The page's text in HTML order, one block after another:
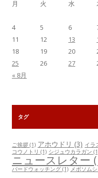
月
火 水
4
5 6
11
12 13
18
19 20
25
26 27
« 8月
タグ
ご挨拶 (1) アホウドリ (3) イラ
コウノトリ (1) シジュウカラガン
ニュースレター
バードウォッチング (1) メボソム